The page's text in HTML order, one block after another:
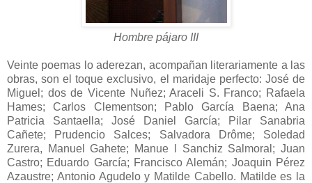
Hombre pájaro III
Veinte poemas lo aderezan, acompañan literariamente a las
obras, son el toque exclusivo, el maridaje perfecto: José de
Miguel; dos de Vicente Nuñez; Araceli S. Franco; Rafaela
Hames; Carlos Clementson; Pablo García Baena; Ana
Patricia Santaella; José Daniel García; Pilar Sanabria
Cañete; Prudencio Salces; Salvadora Drôme; Soledad
Zurera, Manuel Gahete; Manue l Sanchiz Salmoral; Juan
Castro; Eduardo García; Francisco Alemán; Joaquin Pérez
Azaustre; Antonio Agudelo y Matilde Cabello. Matilde es la